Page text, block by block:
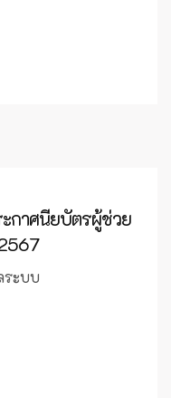
กาศนียบัตรผู้ช่วย
ระบบ